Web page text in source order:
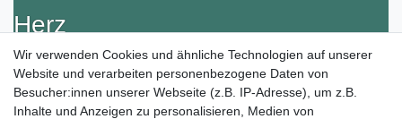
Herz
Wir verwenden Cookies und ähnliche Technologien auf unserer
Website und verarbeiten personenbezogene Daten von
Besucher:innen unserer Webseite (z.B. IP-Adresse), um z.B.
Inhalte und Anzeigen zu personalisieren, Medien von